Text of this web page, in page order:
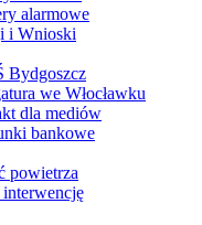
alarmowe
i Wnioski
Bydgoszcz
we Włocławku
dla mediów
bankowe
powietrza
interwencję